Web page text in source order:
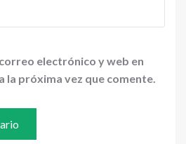
electrónico y web en
la próxima vez que comente.